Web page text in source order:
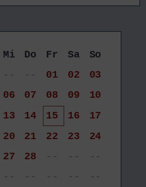
Mi Do Fr Sa
So
-- -- 01 02
03
06 07 08 09
10
13 14 15 16
17
20 21 22 23
24
27 28 -- --
--
-- -- -- -- --